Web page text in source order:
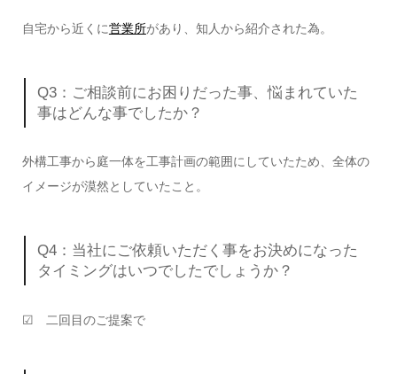
自宅から近くに営業所があり、知人から紹介された為。
Q3：ご相談前にお困りだった事、悩まれていた
事はどんな事でしたか？
外構工事から庭一体を工事計画の範囲にしていたため、全体の
イメージが漠然としていたこと。
Q4：当社にご依頼いただく事をお決めになった
タイミングはいつでしたでしょうか？
☑ 二回目のご提案で